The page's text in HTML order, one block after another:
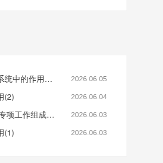
鑫钻小知识 | 热力膨胀阀和毛细管在制冷系统中的作用（1） 2026.06.05
(2) 2026.06.04
鑫钻股份成为园区（工厂）零碳建设标准专项工作组成员单位，助力工业低碳标准化建设 2026.06.03
(1) 2026.06.03